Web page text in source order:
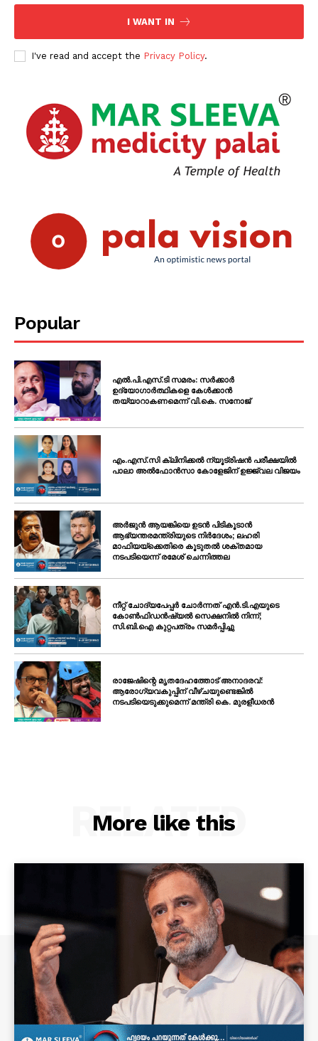
I WANT IN
I've read and accept the Privacy Policy.
Popular
എൽ.പി.എസ്.ടി സമരം: സർക്കാർ
ഉദ്യോഗാർത്ഥികളെ കേൾക്കാൻ
തയ്യാറാകണമെന്ന് വി.കെ. സനോജ്
എം.എസ്.സി ക്ലിനിക്കൽ ന്യൂട്രിഷൻ പരീക്ഷയിൽ
പാലാ അൽഫോൻസാ കോളേജിന് ഉജ്ജ്വല വിജയം
അർജുൻ ആയങ്കിയെ ഉടൻ പിടികൂടാൻ
ആഭ്യന്തരമന്ത്രിയുടെ നിർദേശം; ലഹരി
മാഫിയയ്ക്കെതിരെ കൂടുതൽ ശക്തമായ
നടപടിയെന്ന് രമേശ് ചെന്നിത്തല
നീറ്റ് ചോദ്യപേപ്പർ ചോർന്നത് എൻ.ടി.എയുടെ
കോൺഫിഡൻഷ്യൽ സെക്ഷനിൽ നിന്ന്;
സി.ബി.ഐ കുറ്റപത്രം സമർപ്പിച്ചു
രാജേഷിന്റെ മൃതദേഹത്തോട് അനാദരവ്:
ആരോഗ്യവകുപ്പിന് വീഴ്ചയുണ്ടെങ്കിൽ
നടപടിയെടുക്കുമെന്ന് മന്ത്രി കെ. മുരളീധരൻ
More like this
RELATED